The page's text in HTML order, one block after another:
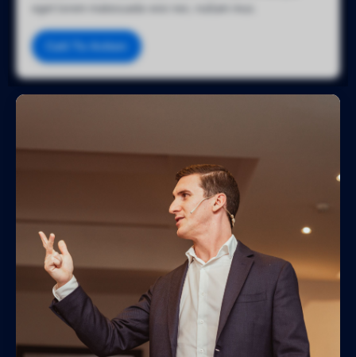
eget lorem malesuada wisi nec, nullam mus.
Call To Action